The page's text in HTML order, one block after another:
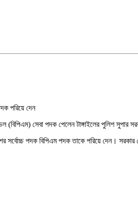
পরিয়ে দেন
(বিপিএম) সেবা পদক পেলেন টাঙ্গাইলের পুলিশ সুপার
সর্বোচ্চ পদক বিপিএম পদক তাকে পরিয়ে দেন।